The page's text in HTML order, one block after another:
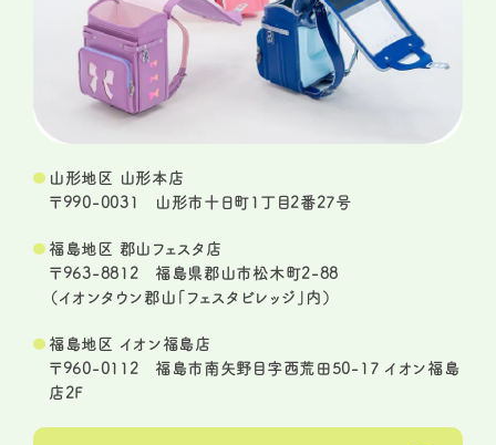
山形地区 山形本店
〒990-0031 山形市十日町1丁目2番27号
福島地区 郡山フェスタ店
〒963-8812 福島県郡山市松木町2-88
（イオンタウン郡山「フェスタビレッジ」内）
福島地区 イオン福島店
〒960-0112 福島市南矢野目字西荒田50-17 イオン福島
店2F